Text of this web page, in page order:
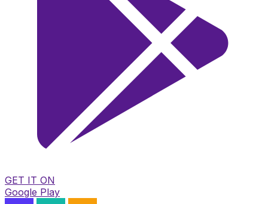
GET IT ON
Google Play